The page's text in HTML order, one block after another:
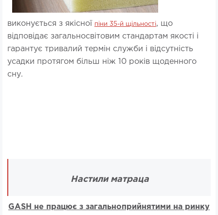
виконується з якісної піни 35-й щільності, що
відповідає загальносвітовим стандартам якості і
гарантує тривалий термін служби і відсутність
усадки протягом більш ніж 10 років щоденного
сну.
Настили матраца
GASH не працює з загальноприйнятими на ринку